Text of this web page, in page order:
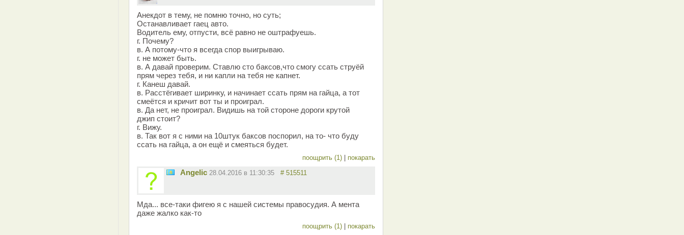
Анекдот в тему, не помню точно, но суть;
Останавливает гаец авто.
Водитель ему, отпусти, всё равно не оштрафуешь.
г. Почему?
в. А потому-что я всегда спор выигрываю.
г. не может быть.
в. А давай проверим. Ставлю сто баксов,что смогу ссать струёй
прям через тебя, и ни капли на тебя не капнет.
г. Канеш давай.
в. Расстёгивает ширинку, и начинает ссать прям на гайца, а тот
смеётся и кричит вот ты и проиграл.
в. Да нет, не проиграл. Видишь на той стороне дороги крутой
джип стоит?
г. Вижу.
в. Так вот я с ними на 10штук баксов поспорил, на то- что буду
ссать на гайца, а он ещё и смеяться будет.
поощрить (1) покарать
Angelic 28.04.2016 в 11:30:35 # 515511
Мда... все-таки фигею я с нашей системы правосудия. А мента
даже жалко как-то
поощрить (1) покарать